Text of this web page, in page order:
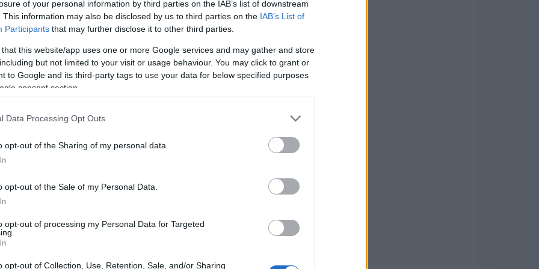
of your personal information by third parties on the IAB’s list of downstream
This information may also be disclosed by us to third parties on the IAB’s List of
Participants that may further disclose it to other third parties.
this website/app uses one or more Google services and may gather and store
but not limited to your visit or usage behaviour. You may click to grant or
to Google and its third-party tags to use your data for below specified purposes
consent section.
Data Processing Opt Outs
opt-out of the Sharing of my personal data.
opt-out of the Sale of my Personal Data.
opt-out of processing my Personal Data for Targeted
opt-out of Collection, Use, Retention, Sale, and/or Sharing
Suprême de Justice du Venezuela le 22 août, a
déclaré que son candidat, Edmundo Gonzalez
pays, M. Gonzalez Urrutia a trouvé refuge en
de la réélection de Maduro, des